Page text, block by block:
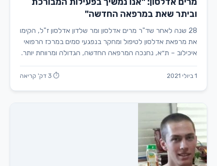
וביתר שאת במרפאה החדשה"
28 שנה לאחר שד"ר מרים אדלסון ומר שלדון אדלסון ז"ל, הקימו
את מרפאת אדלסון לטיפול ומחקר בנפגעי סמים במרכז הרפואי
איכילוב – ת״א, נחנכה המרפאה החדשה, הגדולה ומרווחת יותר.
1 ביולי 2021 ⏱ 3 דק' קריאה